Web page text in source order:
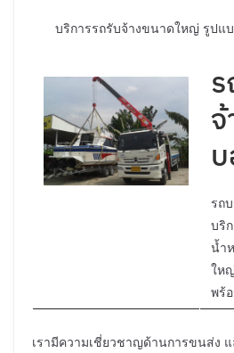
บริการรถรับจ้างขนาดใหญ่ รูปแ
จ้
รถ
บริ
น้ำ
ให
พร้
เรามีความเชี่ยวชาญด้านการขนส่ง